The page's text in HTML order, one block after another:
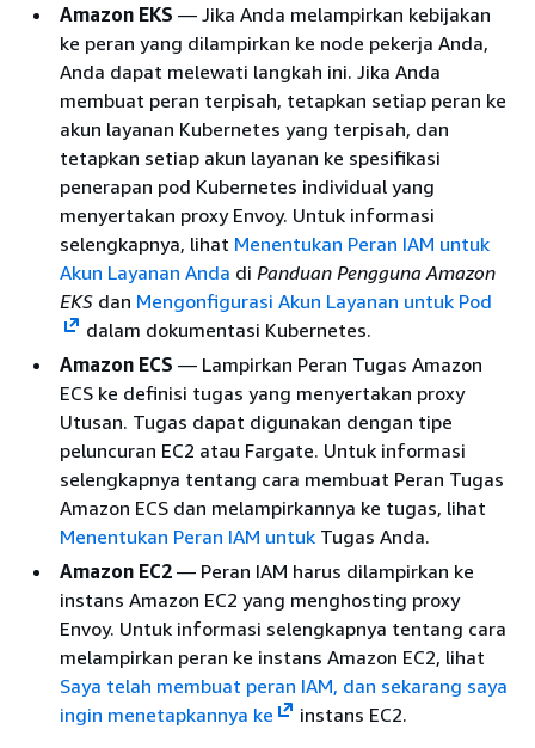
Amazon EKS — Jika Anda melampirkan kebijakan
ke peran yang dilampirkan ke node pekerja Anda,
Anda dapat melewati langkah ini. Jika Anda
membuat peran terpisah, tetapkan setiap peran ke
akun layanan Kubernetes yang terpisah, dan
tetapkan setiap akun layanan ke spesifikasi
penerapan pod Kubernetes individual yang
menyertakan proxy Envoy. Untuk informasi
selengkapnya, lihat Menentukan Peran IAM untuk
Akun Layanan Anda di Panduan Pengguna Amazon
EKS dan Mengonfigurasi Akun Layanan untuk Pod
dalam dokumentasi Kubernetes.
Amazon ECS — Lampirkan Peran Tugas Amazon
ECS ke definisi tugas yang menyertakan proxy
Utusan. Tugas dapat digunakan dengan tipe
peluncuran EC2 atau Fargate. Untuk informasi
selengkapnya tentang cara membuat Peran Tugas
Amazon ECS dan melampirkannya ke tugas, lihat
Menentukan Peran IAM untuk Tugas Anda.
Amazon EC2 — Peran IAM harus dilampirkan ke
instans Amazon EC2 yang menghosting proxy
Envoy. Untuk informasi selengkapnya tentang cara
melampirkan peran ke instans Amazon EC2, lihat
Saya telah membuat peran IAM, dan sekarang saya
ingin menetapkannya ke
instans EC2.